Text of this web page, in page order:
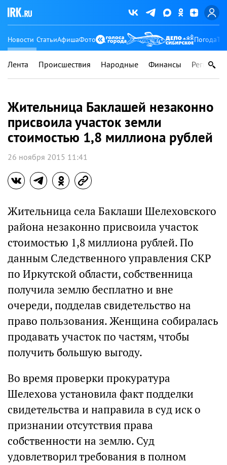
Новости СтатьиАфишаФото Погода
Лента Происшествия Народные Финансы Регионы
Жительница Баклашей незаконно
присвоила участок земли
стоимостью 1,8 миллиона рублей
26 ноября 2015 11:41
Жительница села Баклаши Шелеховского
района незаконно присвоила участок
стоимостью 1,8 миллиона рублей. По
данным Следственного управления СКР
по Иркутской области, собственница
получила землю бесплатно и вне
очереди, подделав свидетельство на
право пользования. Женщина собиралась
продавать участок по частям, чтобы
получить большую выгоду.
Во время проверки прокуратура
Шелехова установила факт подделки
свидетельства и направила в суд иск о
признании отсутствия права
собственности на землю. Суд
удовлетворил требования в полном